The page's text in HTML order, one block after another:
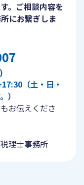
。ご相談内容を
にお繋ぎしま
（土・日・
）
お伝えくださ
理士事務所